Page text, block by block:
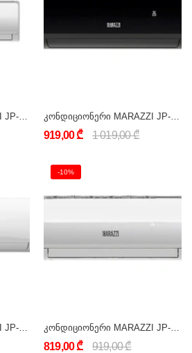
919,00 ₾ 1 019,00 ₾
-10%
819,00 ₾ 919,00 ₾